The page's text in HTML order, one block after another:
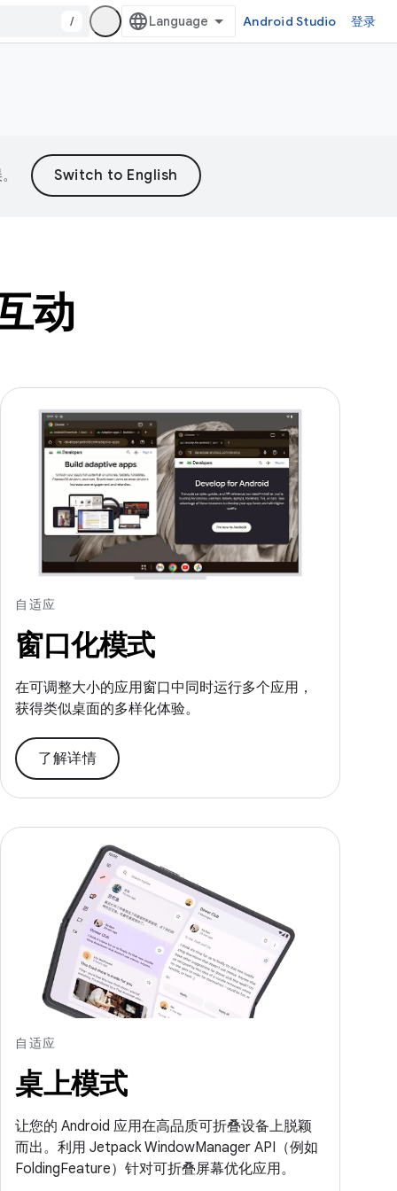
/ Android Studio 登录
动
自适应
窗口化模式
在可调整大小的应用窗口中同时运行多个应用，
获得类似桌面的多样化体验。
了解详情
自适应
桌上模式
让您的 Android 应用在高品质可折叠设备上脱颖
而出。利用 Jetpack WindowManager API（例如
FoldingFeature）针对可折叠屏幕优化应用。